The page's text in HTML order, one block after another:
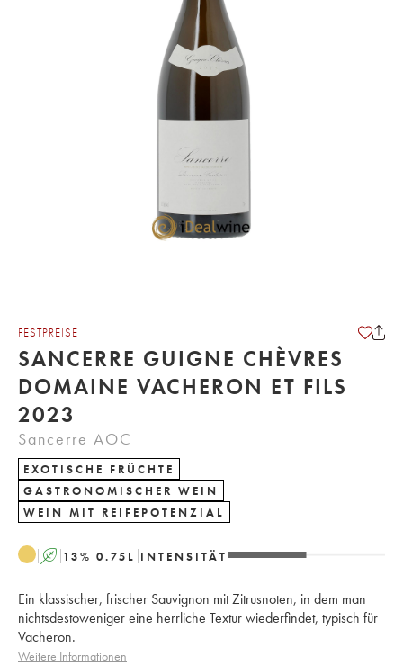
FESTPREISE
SANCERRE GUIGNE CHÈVRES
DOMAINE VACHERON ET FILS
2023
Sancerre AOC
EXOTISCHE FRÜCHTE
GASTRONOMISCHER WEIN
WEIN MIT REIFEPOTENZIAL
A 13% 0.75 L INTENSITÄT
Ein klassischer, frischer Sauvignon mit Zitrusnoten, in dem man
nichtsdestoweniger eine herrliche Textur wiederfindet, typisch für
Vacheron.
Weitere Informationen